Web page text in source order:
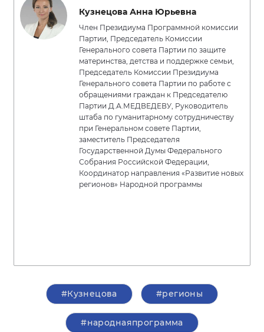
Кузнецова Анна Юрьевна
Член Президиума Программной комиссии
Партии, Председатель Комиссии
Генерального совета Партии по защите
материнства, детства и поддержке семьи,
Председатель Комиссии Президиума
Генерального совета Партии по работе с
обращениями граждан к Председателю
Партии Д.А.МЕДВЕДЕВУ, Руководитель
штаба по гуманитарному сотрудничеству
при Генеральном совете Партии,
заместитель Председателя
Государственной Думы Федерального
Собрания Российской Федерации,
Координатор направления «Развитие новых
регионов» Народной программы
#Кузнецова #регионы
#народнаяпрограмма